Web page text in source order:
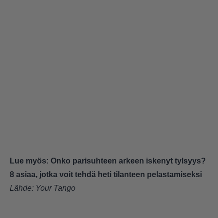
Lue myös: Onko parisuhteen arkeen iskenyt tylsyys?
8 asiaa, jotka voit tehdä heti tilanteen pelastamiseksi
Lähde: Your Tango